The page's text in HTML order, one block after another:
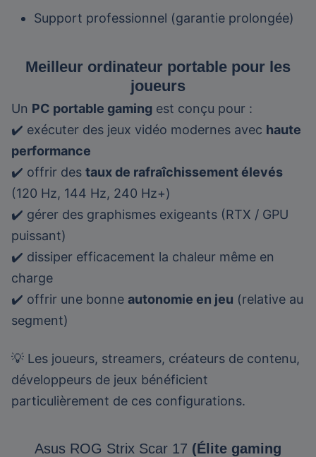
Support professionnel (garantie prolongée)
Meilleur ordinateur portable pour les
joueurs
Un PC portable gaming est conçu pour :
✔️ exécuter des jeux vidéo modernes avec haute
performance
✔️ offrir des taux de rafraîchissement élevés
(120 Hz, 144 Hz, 240 Hz+)
✔️ gérer des graphismes exigeants (RTX / GPU
puissant)
✔️ dissiper efficacement la chaleur même en
charge
✔️ offrir une bonne autonomie en jeu (relative au
segment)
💡 Les joueurs, streamers, créateurs de contenu,
développeurs de jeux bénéficient
particulièrement de ces configurations.
Asus ROG Strix Scar 17 (Élite gaming